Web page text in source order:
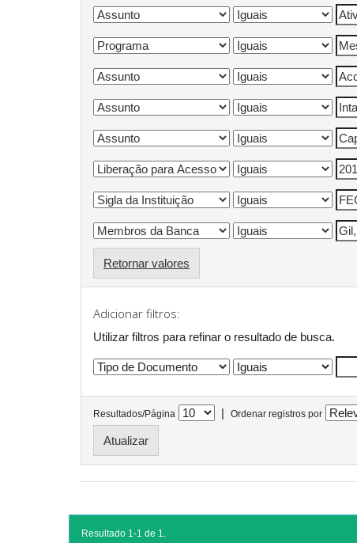
Retornar valores
Adicionar filtros:
Utilizar filtros para refinar o resultado de busca.
Resultados/Página | Ordenar registros por
Resultado 1-1 de 1.